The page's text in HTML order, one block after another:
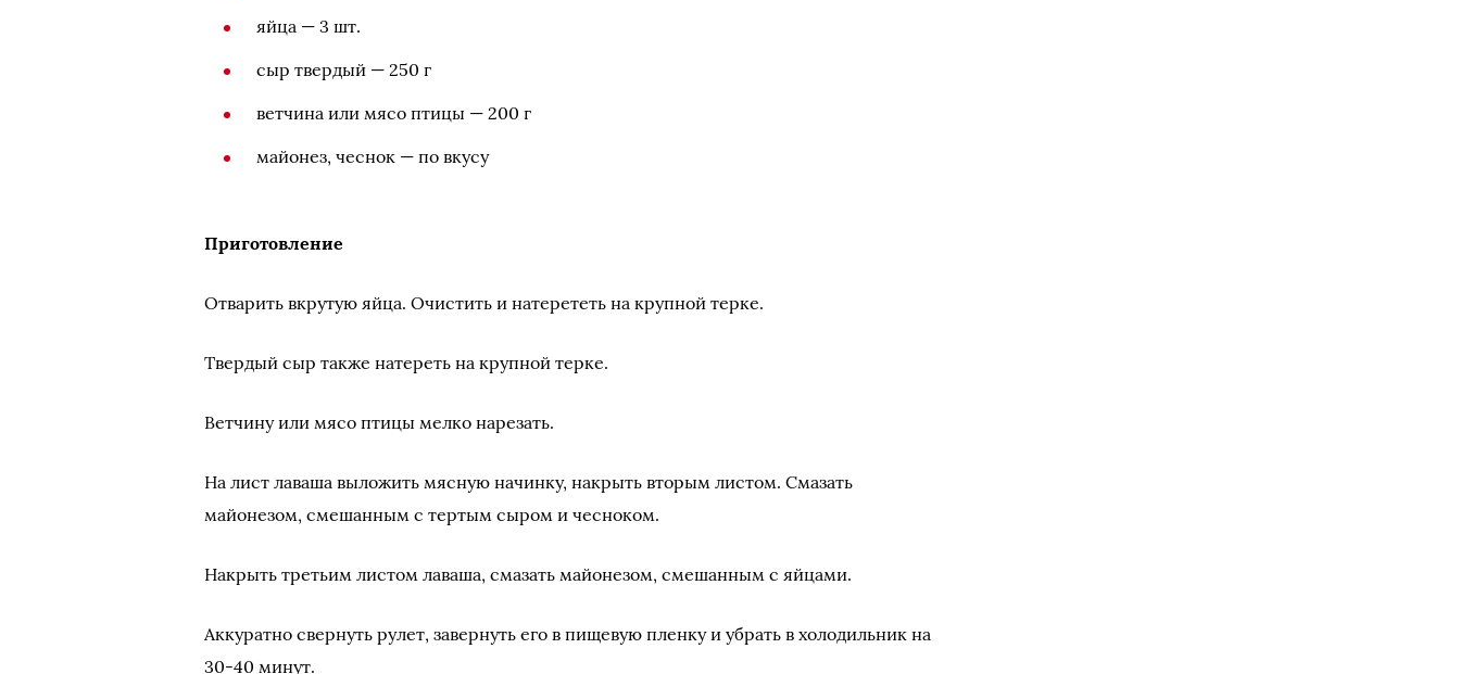
яйца — 3 шт.
сыр твердый — 250 г
ветчина или мясо птицы — 200 г
майонез, чеснок — по вкусу
Приготовление
Отварить вкрутую яйца. Очистить и натерететь на крупной терке.
Твердый сыр также натереть на крупной терке.
Ветчину или мясо птицы мелко нарезать.
На лист лаваша выложить мясную начинку, накрыть вторым листом. Смазать
майонезом, смешанным с тертым сыром и чесноком.
Накрыть третьим листом лаваша, смазать майонезом, смешанным с яйцами.
Аккуратно свернуть рулет, завернуть его в пищевую пленку и убрать в холодильник на
30-40 минут.